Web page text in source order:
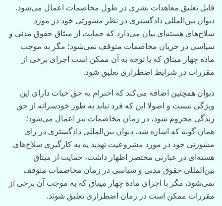
قابل تعلیق معاهدات بشری در طول مخاصمات اعمال می‌شود.
دیوان بین‌المللی دادگستری در نظر مشورتی خود در مورد
سلاح‌های هسته‌ای بیان می‌دارد که حمایت از میثاق حقوق مدنی و
سیاسی در جریان مخاصمات متوقف نمی‌شود؛ مگر به موجب
ماده چهار میثاق که با توجه به آن ممکن است اجرای برخی از
مقررات در شرایط اضطراری تعلیق شود.
دیوان همچنین اضافه می‌کند که احترام به حق حیات دارای این
ویژگی نیست و اصولا این که فرد نباید به طور خودسرانه از حق
زندگی محروم شود، در زمان مخاصمات نیز اعمال می‌شود؛
همان گونه که اشاره شد، دیوان بین‌المللی دادگستری در رای
مشورتی خود در مورد مشروعیت تهدید یه به کارگیری سلاح‌های
هسته‌ای در عبارتی مختصر اظهار داشت، حمایت از میثاق
بین‌المللی حقوق مدنی و سیاسی در زمان مخاصمات متوقف
نمی‌شود، مگر با اجرای مادۀ چهار میثاق که به موجب آن برخی از
مقررات ممکن است در زمان اضطراری تعلیق شوند.